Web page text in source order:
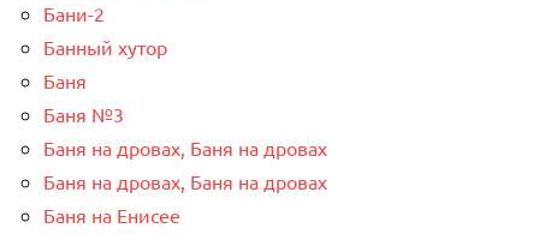
Бани-2
Банный хутор
Баня
Баня №3
Баня на дровах, Баня на дровах
Баня на дровах, Баня на дровах
Баня на Енисее